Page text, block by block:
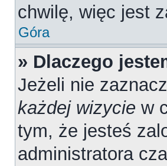
chwilę, więc jest
Góra
» Dlaczego
Jeżeli nie
każdej wizycie w
tym, że jesteś
administratora